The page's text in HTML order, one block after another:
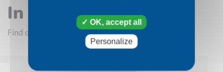
In the same category
Find other coloring pictures in the Barbie category
OK, accept all
Personalize